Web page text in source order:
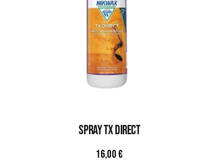
Spray TX DIRECT
16,00€